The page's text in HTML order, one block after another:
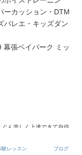
ーカッション・DTM
バレエ・キッズダン
張ベイパーク ミッ
ん楽しく上達できて自信
験レッスン ブログ